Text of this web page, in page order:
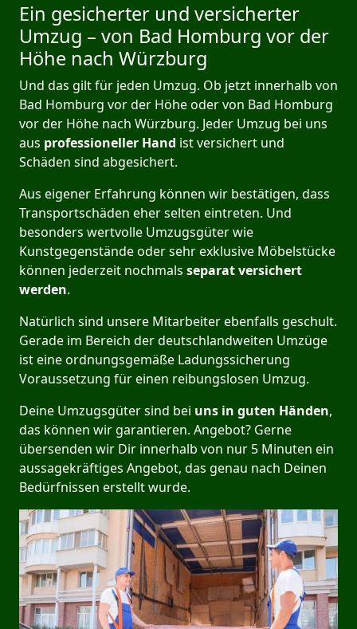
Ein gesicherter und versicherter
Umzug – von Bad Homburg vor der
Höhe nach Würzburg
Und das gilt für jeden Umzug. Ob jetzt innerhalb von
Bad Homburg vor der Höhe oder von Bad Homburg
vor der Höhe nach Würzburg. Jeder Umzug bei uns
aus professioneller Hand ist versichert und
Schäden sind abgesichert.
Aus eigener Erfahrung können wir bestätigen, dass
Transportschäden eher selten eintreten. Und
besonders wertvolle Umzugsgüter wie
Kunstgegenstände oder sehr exklusive Möbelstücke
können jederzeit nochmals separat versichert
werden.
Natürlich sind unsere Mitarbeiter ebenfalls geschult.
Gerade im Bereich der deutschlandweiten Umzüge
ist eine ordnungsgemäße Ladungssicherung
Voraussetzung für einen reibungslosen Umzug.
Deine Umzugsgüter sind bei uns in guten Händen,
das können wir garantieren. Angebot? Gerne
übersenden wir Dir innerhalb von nur 5 Minuten ein
aussagekräftiges Angebot, das genau nach Deinen
Bedürfnissen erstellt wurde.